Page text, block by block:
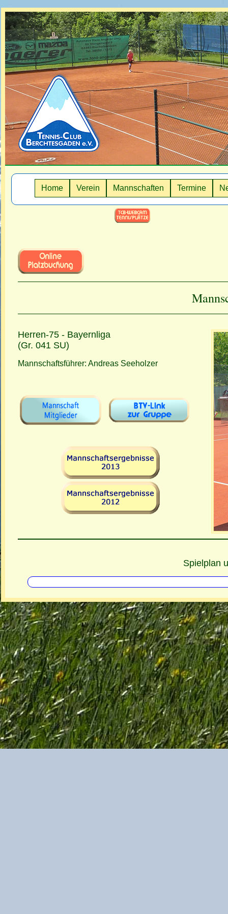
Home Verein Mannschaften Termine
Herren-75 - Bayernliga
(Gr. 041 SU)
Mannschaftsführer: Andreas Seeholzer
Spielplan